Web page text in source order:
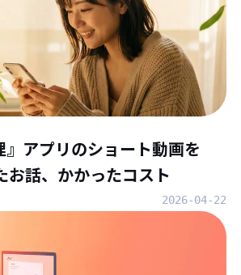
』アプリのショート動画を
お話、かかったコスト
2026-04-22